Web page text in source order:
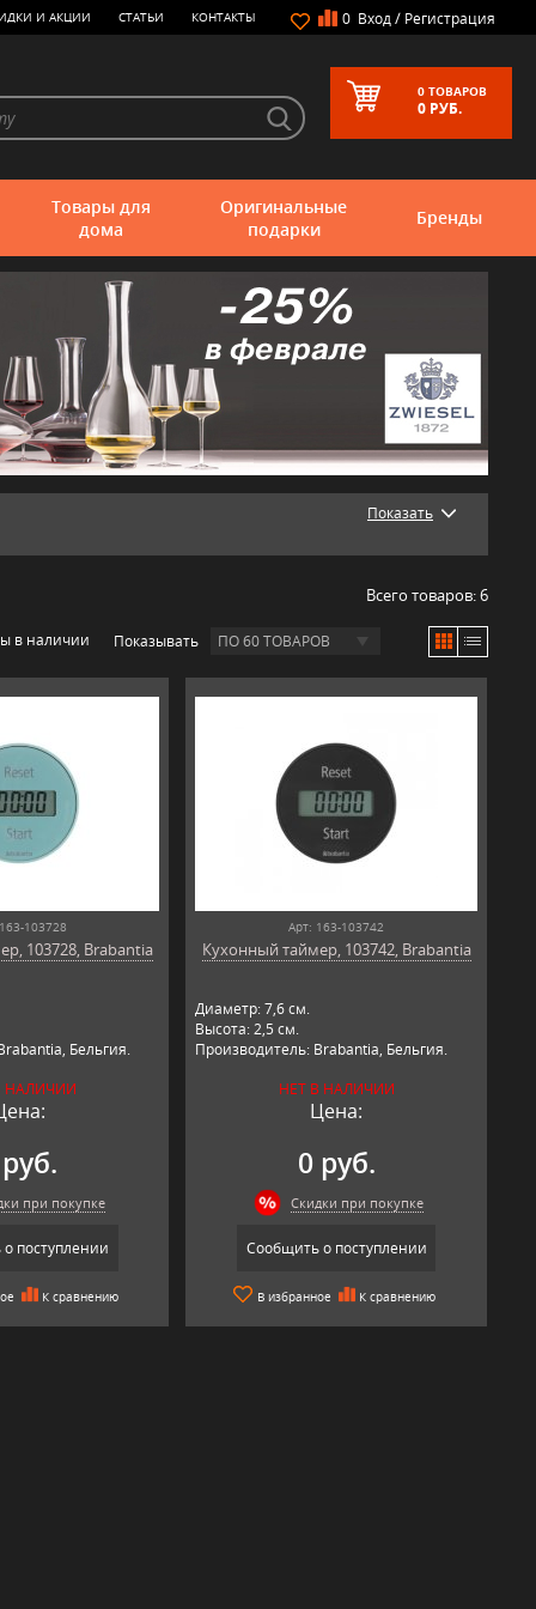
0 Вход/ Регистрация
И АКЦИИ СТАТЬИ КОНТАКТЫ
0 ТОВАРОВ
0 РУБ.
Товары для
дома
Оригинальные
подарки
Бренды
Показать
Всего товаров:6
в наличии Показывать ПО 60 ТОВАРОВ
103728
103728, Brabantia
Бельгия.
НАЛИЧИИ
при покупке
поступлении
К сравнению
Арт: 163-103742
Кухонный таймер, 103742, Brabantia
Диаметр: 7,6 см.
Высота: 2,5 см.
Производитель: Brabantia, Бельгия.
НЕТ В НАЛИЧИИ
Цена:
0 руб.
Скидки при покупке
Сообщить о поступлении
В избранное К сравнению